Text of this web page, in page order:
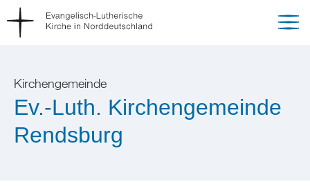
Kirchengemeinde
Ev.-Luth. Kirchengemeinde
Rendsburg